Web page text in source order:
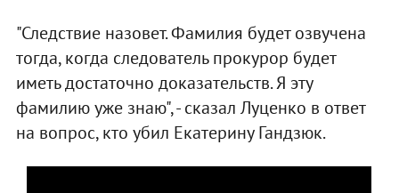
"Следствие назовет. Фамилия будет озвучена
тогда, когда следователь прокурор будет
иметь достаточно доказательств. Я эту
фамилию уже знаю", - сказал Луценко в ответ
на вопрос, кто убил Екатерину Гандзюк.